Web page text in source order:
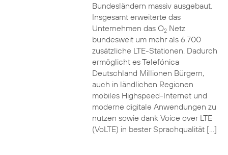
Bundesländern massiv ausgebaut.
Insgesamt erweiterte das
Unternehmen das O2Netz
bundesweit um mehr als 6.700
zusätzliche LTE-Stationen. Dadurch
ermöglicht es Telefónica
Deutschland Millionen Bürgern,
auch in ländlichen Regionen
mobiles Highspeed-Internet und
moderne digitale Anwendungen zu
nutzen sowie dank Voice over LTE
(VoLTE) in bester Sprachqualität […]